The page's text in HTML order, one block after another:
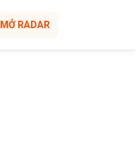
MỞ RADAR